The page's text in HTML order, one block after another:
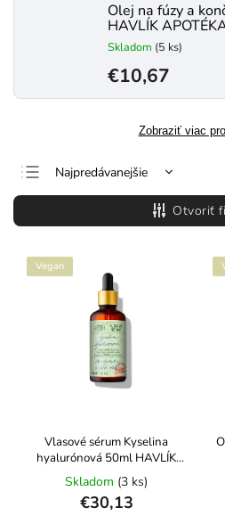
Olej na fúzy a
HAVLÍK
Skladom (5 ks)
€10,67
Zobraziť viac
Najpredávanejšie
Najlacnejšie
Najdrahšie
Abecedne
Otvoriť
Vegan
Vlasové sérum Kyselina
hyalurónová 50ml HAVLÍK
APOTÉKA
Skladom (3 ks)
€30,13